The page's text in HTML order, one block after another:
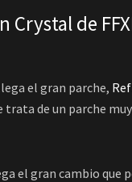
Crystal de
el gran parche,
trata de un parche
el gran cambio que